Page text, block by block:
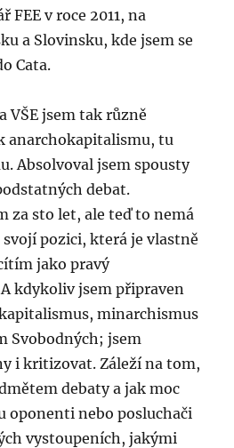
FEE v roce 2011, na
a Slovinsku, kde jsem se
Cata.
VŠE jsem tak různě
anarchokapitalismu, tu
Absolvoval jsem spousty
debat.
za sto let, ale teď to nemá
pozici, která je vlastně
jako pravý
kdykoliv jsem připraven
minarchismus
Svobodných; jsem
i kritizovat. Záleží na tom,
debaty a jak moc
oponenti nebo posluchači
vystoupeních, jakými